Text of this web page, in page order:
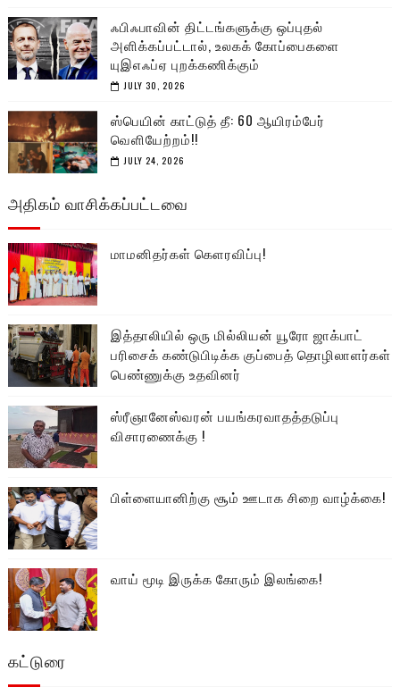
ஃபிஃபாவின் திட்டங்களுக்கு ஒப்புதல்
அளிக்கப்பட்டால், உலகக் கோப்பைகளை
யுஇஎஃப்ஏ புறக்கணிக்கும்
JULY 30, 2026
ஸ்பெயின் காட்டுத் தீ: 60 ஆயிரம்பேர்
வெளியேற்றம்!!
JULY 24, 2026
அதிகம் வாசிக்கப்பட்டவை
மாமனிதர்கள் கௌரவிப்பு!
இத்தாலியில் ஒரு மில்லியன் யூரோ ஜாக்பாட்
பரிசைக் கண்டுபிடிக்க குப்பைத் தொழிலாளர்கள்
பெண்ணுக்கு உதவினர்
ஸ்ரீஞானேஸ்வரன் பயங்கரவாதத்தடுப்பு
விசாரணைக்கு !
பிள்ளையானிற்கு சூம் ஊடாக சிறை வாழ்க்கை!
வாய் மூடி இருக்க கோரும் இலங்கை!
கட்டுரை